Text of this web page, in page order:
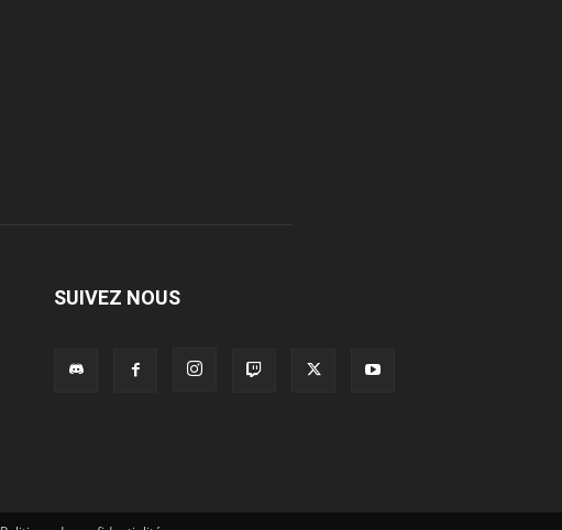
SUIVEZ NOUS